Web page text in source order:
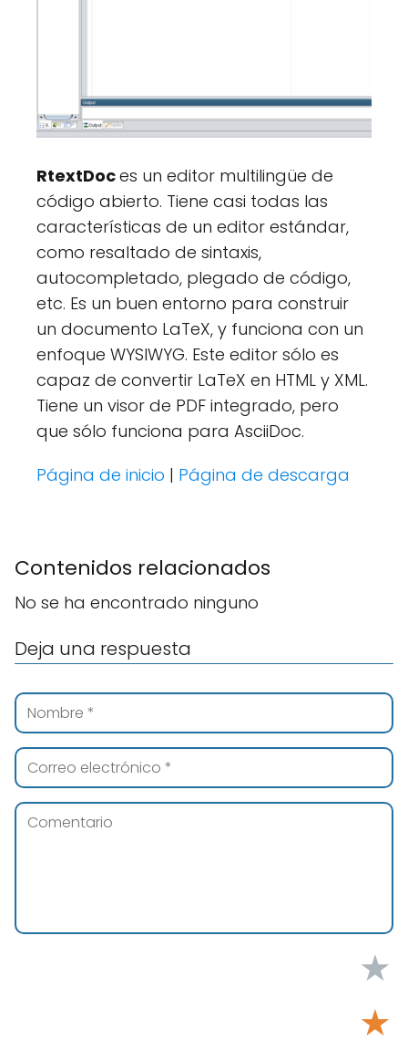
RtextDoces un editor multilingüe de
código abierto. Tiene casi todas las
características de un editor estándar,
como resaltado de sintaxis,
autocompletado, plegado de código,
etc. Es un buen entorno para construir
un documento LaTeX, y funciona con un
enfoque WYSIWYG. Este editor sólo es
capaz de convertir LaTeX en HTML y XML.
Tiene un visor de PDF integrado, pero
que sólo funciona para AsciiDoc.
Página de inicio | Página de descarga
Contenidos relacionados
No se ha encontrado ninguno
Deja una respuesta
★
★